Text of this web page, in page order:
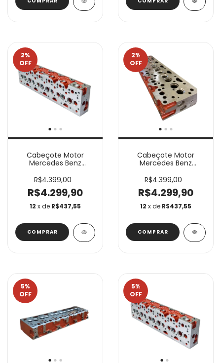
2%
OFF
Cabeçote Motor
Mercedes Benz
R$4.399,00
R$4.299,90
12 x de R$437,55
2%
OFF
Cabeçote Motor
Mercedes Benz
R$4.399,00
R$4.299,90
12 x de R$437,55
5%
OFF
5%
OFF